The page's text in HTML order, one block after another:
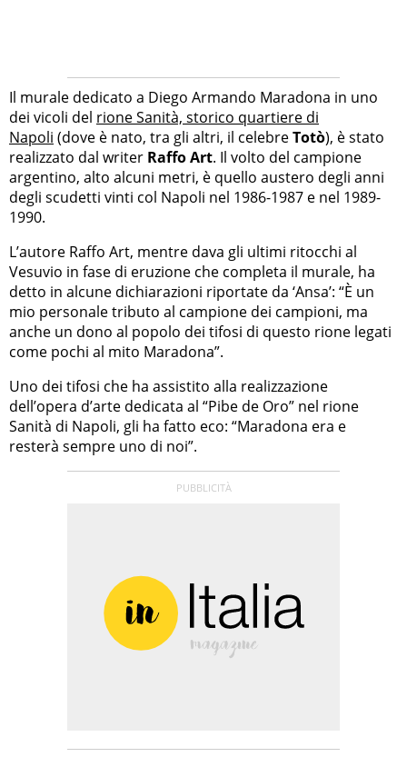
Il murale dedicato a Diego Armando Maradona in uno
dei vicoli del rione Sanità, storico quartiere di
Napoli (dove è nato, tra gli altri, il celebreTotò), è stato
realizzato dal writer Raffo Art. Il volto del campione
argentino, alto alcuni metri, è quello austero degli anni
degli scudetti vinti col Napoli nel 1986-1987 e nel 1989-
1990.
L’autore Raffo Art, mentre dava gli ultimi ritocchi al
Vesuvio in fase di eruzione che completa il murale, ha
detto in alcune dichiarazioni riportate da ‘Ansa’: “È un
mio personale tributo al campione dei campioni, ma
anche un dono al popolo dei tifosi di questo rione legati
come pochi al mito Maradona”.
Uno dei tifosi che ha assistito alla realizzazione
dell’opera d’arte dedicata al “Pibe de Oro” nel rione
Sanità di Napoli, gli ha fatto eco: “Maradona era e
resterà sempre uno di noi”.